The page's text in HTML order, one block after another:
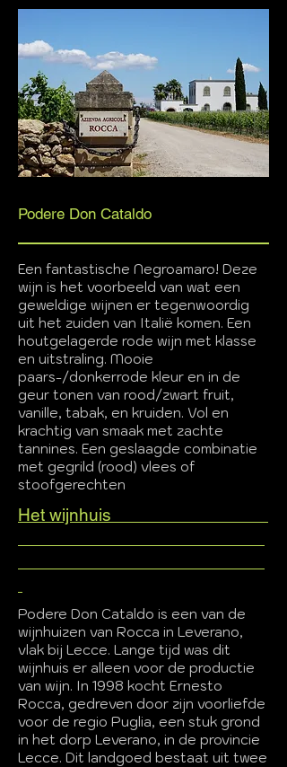
Podere Don Cataldo
Een fantastische Negroamaro! Deze
wijn is het voorbeeld van wat een
geweldige wijnen er tegenwoordig
uit het zuiden van Italië komen. Een
houtgelagerde rode wijn met klasse
en uitstraling. Mooie
paars-/donkerrode kleur en in de
geur tonen van rood/zwart fruit,
vanille, tabak, en kruiden. Vol en
krachtig van smaak met zachte
tannines. Een geslaagde combinatie
met gegrild (rood) vlees of
stoofgerechten
Het wijnhuis
Podere Don Cataldo is een van de
wijnhuizen van Rocca in Leverano,
vlak bij Lecce. Lange tijd was dit
wijnhuis er alleen voor de productie
van wijn. In 1998 kocht Ernesto
Rocca, gedreven door zijn voorliefde
voor de regio Puglia, een stuk grond
in het dorp Leverano, in de provincie
Lecce. Dit landgoed bestaat uit twee